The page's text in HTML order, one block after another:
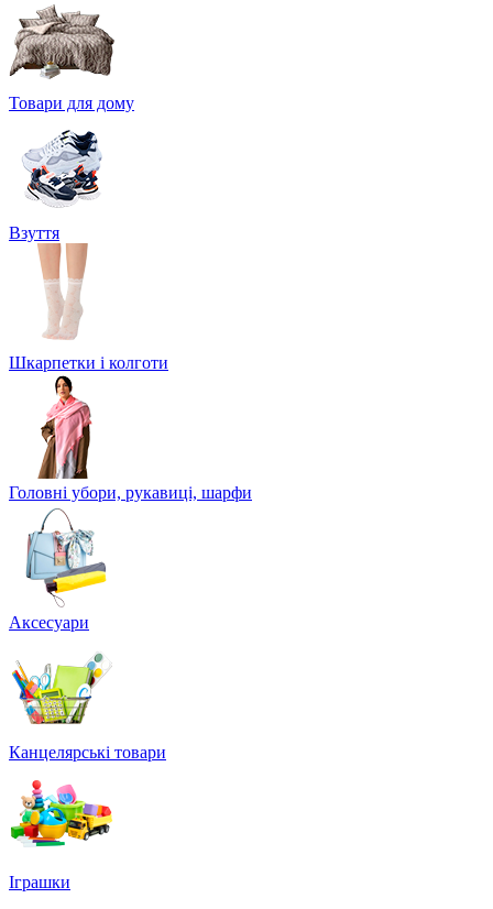
Товари для дому
Взуття
Шкарпетки і колготи
Головні убори, рукавиці, шарфи
Аксесуари
Канцелярські товари
Іграшки